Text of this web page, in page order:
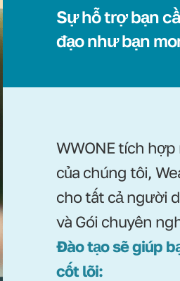
Sự hỗ trợ bạn
đạo như bạn
WWONE tích
của chúng tôi,
cho tất cả người
và Gói chuyên
Đào tạo sẽ giúp
cốt lõi: